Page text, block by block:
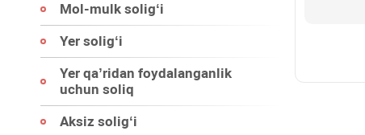
Mol-mulk soligʻi
Yer soligʻi
Yer qa’ridan foydalanganlik
uchun soliq
Aksiz soligʻi